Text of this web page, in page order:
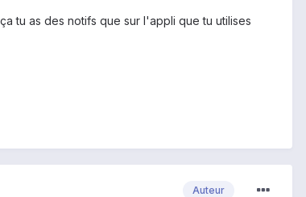
tu as des notifs que sur l'appli que tu utilises
Auteur